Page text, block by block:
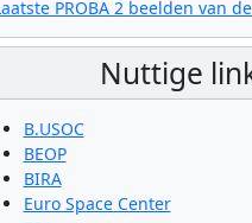
Nuttige
B.USOC
BEOP
BIRA
Euro Space Center